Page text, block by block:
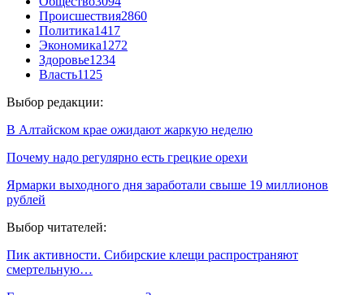
Происшествия2860
Политика1417
Экономика1272
Здоровье1234
Власть1125
Выбор редакции:
В Алтайском крае ожидают жаркую неделю
Почему надо регулярно есть грецкие орехи
Ярмарки выходного дня заработали свыше 19 миллионов
рублей
Выбор читателей:
Пик активности. Сибирские клещи распространяют
смертельную…